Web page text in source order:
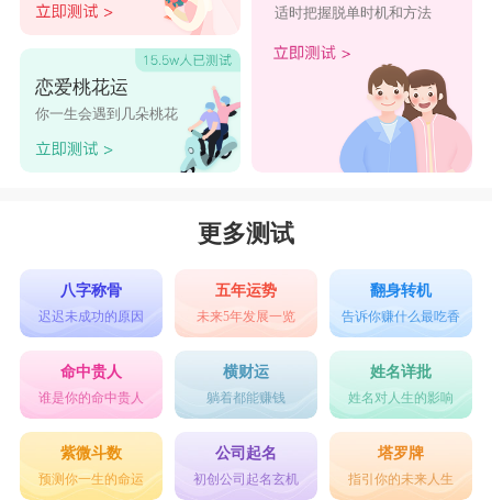
恋爱桃花运
你一生会遇到几朵桃花
适时把握脱单时机和方法
更多测试
八字称骨
迟迟未成功的原因
五年运势
未来5年发展一览
翻身转机
告诉你赚什么最吃香
命中贵人
谁是你的命中贵人
横财运
躺着都能赚钱
姓名详批
姓名对人生的影响
紫微斗数
预测你一生的命运
公司起名
初创公司起名玄机
塔罗牌
指引你的未来人生